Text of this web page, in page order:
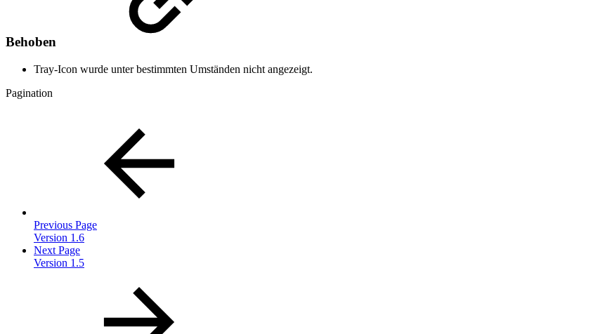
Behoben
Tray-Icon wurde unter bestimmten Umständen nicht angezeigt.
Pagination
Previous Page
Version 1.6
Next Page
Version 1.5